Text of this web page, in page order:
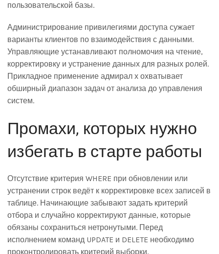
пользовательской базы.
Администрирование привилегиями доступа сужает
варианты клиентов по взаимодействия с данными.
Управляющие устанавливают полномочия на чтение,
корректировку и устранение данных для разных ролей.
Прикладное применение адмирал х охватывает
обширный диапазон задач от анализа до управления
систем.
Промахи, которых нужно
избегать в старте работы
Отсутствие критерия WHERE при обновлении или
устранении строк ведёт к корректировке всех записей в
таблице. Начинающие забывают задать критерий
отбора и случайно корректируют данные, которые
обязаны сохраниться нетронутыми. Перед
исполнением команд UPDATE и DELETE необходимо
проконтролировать критерий выборки.